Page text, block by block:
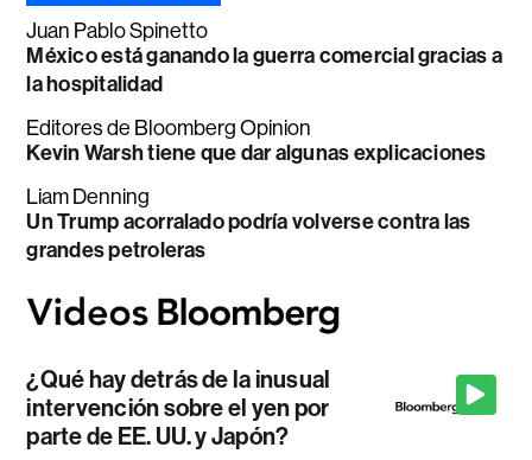
Juan Pablo Spinetto
México está ganando la guerra comercial gracias a
la hospitalidad
Editores de Bloomberg Opinion
Kevin Warsh tiene que dar algunas explicaciones
Liam Denning
Un Trump acorralado podría volverse contra las
grandes petroleras
¿Qué hay detrás de la inusual
intervención sobre el yen por
parte de EE. UU. y Japón?